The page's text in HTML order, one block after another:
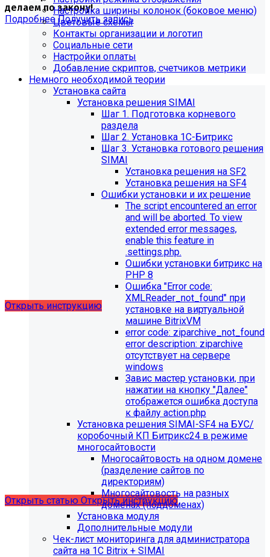
делаем по закону!
ПодробнееПолучить запись
Обновления в разделе
"Педагогический состав"
Для готовых решений, использующих модуль SIMAI-
SF4: Сведения об образовательной организации
выпущено обновление 1.14.11, согласно которому в
разделе "Педагогический состав"
можно разместить документ и скрыть таблицы.
Открыть инструкцию
будет ограничена поддержка продуктов на
PHP версии ниже 8.2.Рекомендуемая версия PHP - 8.4
будет ограничена поддержка продуктов на
MySql версии ниже 8.0.0.Рекомендуемая версия MySql
Открыть статью Открыть инструкцию
Настройка ширины колонок (боковое меню)
Цветовые схемы
Контакты организации и логотип
Социальные сети
Настройки оплаты
Добавление скриптов, счетчиков метрики
Немного необходимой теории
Установка сайта
Установка решения SIMAI
Шаг 1. Подготовка корневого
раздела
Шаг 2. Установка 1С-Битрикс
Шаг 3. Установка готового решения
SIMAI
Установка решения на SF2
Установка решения на SF4
Ошибки установки и их решение
The script encountered an error
and will be aborted. To view
extended error messages,
enable this feature in
.settings.php.
Ошибки установки битрикс на
PHP 8
Ошибка "Error сode:
XMLReader_not_found" при
установке на виртуальной
машине BitrixVM
error сode: ziparchive_not_found
error description: ziparchive
отсутствует на сервере
windows
Завис мастер установки, при
нажатии на кнопку "Далее"
отображется ошибка доступа
к файлу action.php
Установка решения SIMAI-SF4 на БУС/
коробочный КП Битрикс24 в режиме
многосайтовости
Многосайтовость на одном домене
(разделение сайтов по
директориям)
Многосайтовость на разных
доменах (поддоменах)
Установка модуля
Дополнительные модули
Чек-лист мониторинга для администратора
сайта на 1С Bitrix + SIMAI